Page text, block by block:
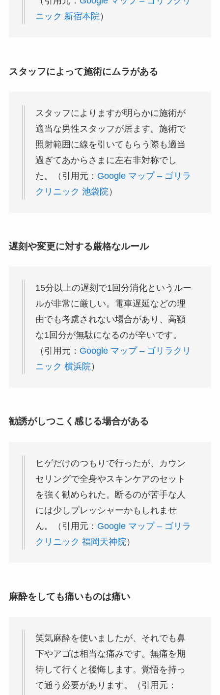
ニック 新宿本院）
スタッフによって施術にムラがある
スタッフによりますが明らかに施術が
適当な男性スタッフが居ます。施術で
照射範囲に線を引いてもらう際も適当
過ぎてあからさまに左右非対称でし
た。（引用元： Google マップ – ゴリラ
クリニック 池袋院）
遅刻や変更に対する厳格なルール
15分以上の遅刻で1回分消化というルー
ルが非常に厳しい。電車遅延などの理
由でも考慮されない場合があり、高額
な1回分が無駄になるのが辛いです。
（引用元： Google マップ – ゴリラクリ
ニック 横浜院）
勧誘がしつこく感じる場合がある
ヒゲだけのつもりで行ったが、カウン
セリングで全身やスキンケアのセット
を強く勧められた。断るのが苦手な人
には少しプレッシャーかもしれませ
ん。（引用元： Google マップ – ゴリラ
クリニック 福岡天神院）
麻酔をしても痛いものは痛い
笑気麻酔を使いましたが、それでも鼻
下やアゴは相当な痛みです。無痛を期
待して行くと後悔します。覚悟を持っ
て通う必要があります。（引用元：